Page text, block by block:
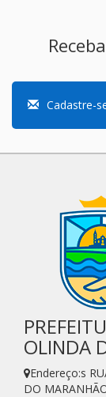
Cadastre-
OLINDA
Endereço:s
DO